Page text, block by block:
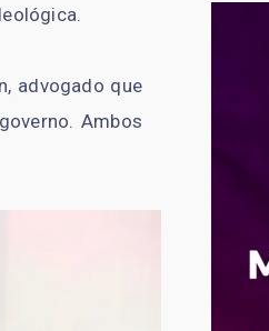
advogado que
Ambos